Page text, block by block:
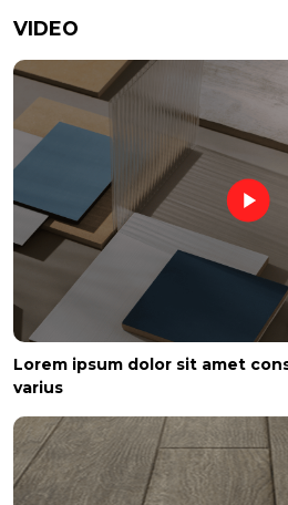
VIDEO
Lorem ipsum dolor sit amet
varius